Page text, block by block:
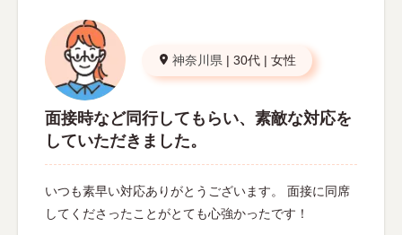
神奈川県 | 30代 | 女性
面接時など同行してもらい、素敵な対応を
していただきました。
いつも素早い対応ありがとうございます。 面接に同席
してくださったことがとても心強かったです！